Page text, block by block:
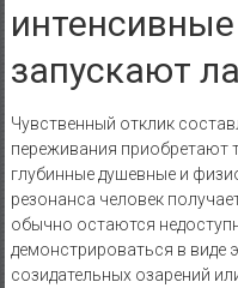
запускают
Чувственный отклик
переживания приобретают
глубинные душевные и
резонанса человек
обычно остаются
демонстрироваться в виде
созидательных озарений